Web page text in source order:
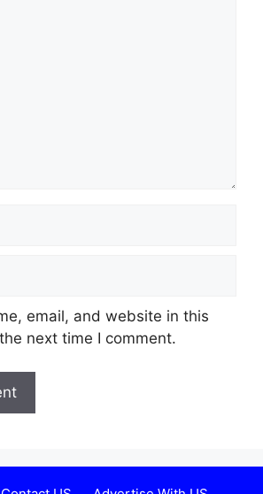
email, and website in this
next time I comment.